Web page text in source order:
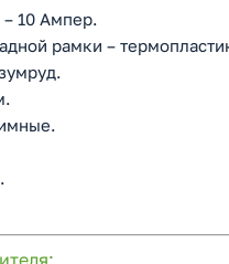
– 10 Ампер.
рамки –